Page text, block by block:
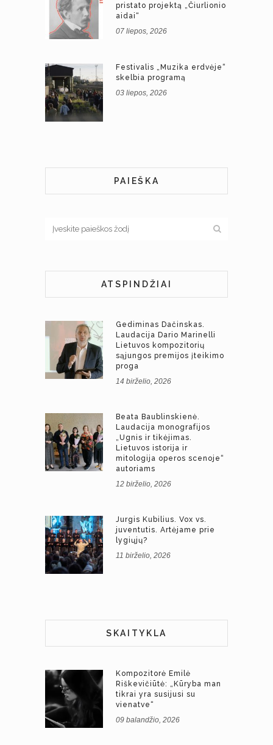
pristato projektą „Čiurlionio
aidai“
07 liepos, 2026
Festivalis „Muzika erdvėje“
skelbia programą
03 liepos, 2026
PAIEŠKA
ATSPINDŽIAI
Gediminas Dačinskas.
Laudacija Dario Marinelli
Lietuvos kompozitorių
sąjungos premijos įteikimo
proga
14 birželio, 2026
Beata Baublinskienė.
Laudacija monografijos
„Ugnis ir tikėjimas.
Lietuvos istorija ir
mitologija operos scenoje“
autoriams
12 birželio, 2026
Jurgis Kubilius. Vox vs.
juventutis. Artėjame prie
lygiųjų?
11 birželio, 2026
SKAITYKLA
Kompozitorė Emilė
Riškevičiūtė: „Kūryba man
tikrai yra susijusi su
vienatve“
09 balandžio, 2026